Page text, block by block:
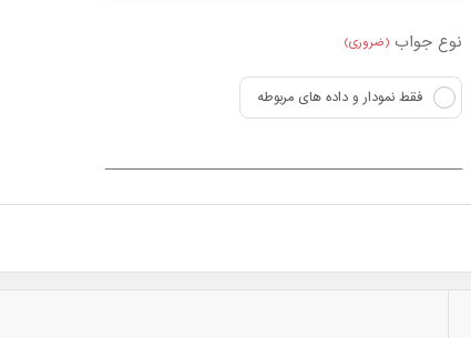
نوع جواب (ضروری)
فقط نمودار و داده های مربوطه